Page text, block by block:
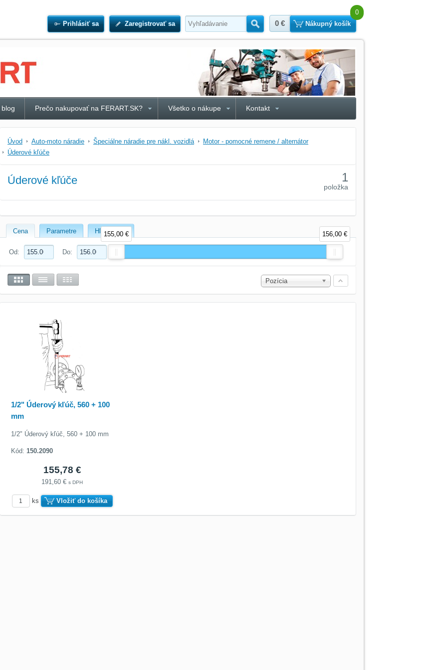
Prihlásiť sa Zaregistrovať sa Hľadať
0 €
0
Nákupný košík
blog Prečo nakupovať na FERART.SK? Všetko o nákupe Kontakt
Úvod Auto-moto náradie Špeciálne náradie pre nákl. vozidlá
Motor - pomocné remene / alternátor
Úderové kľúče
Úderové kľúče 1
položka
Cena Parametre Hľadať text
Od: Do:
155,00 € 156,00 €
Pozícia
1/2" Úderový kľúč, 560 + 100
mm
1/2" Úderový kľúč, 560 + 100 mm
Kód: 150.2090
155,78 €
191,60 €s DPH
ks Vložiť do košíka